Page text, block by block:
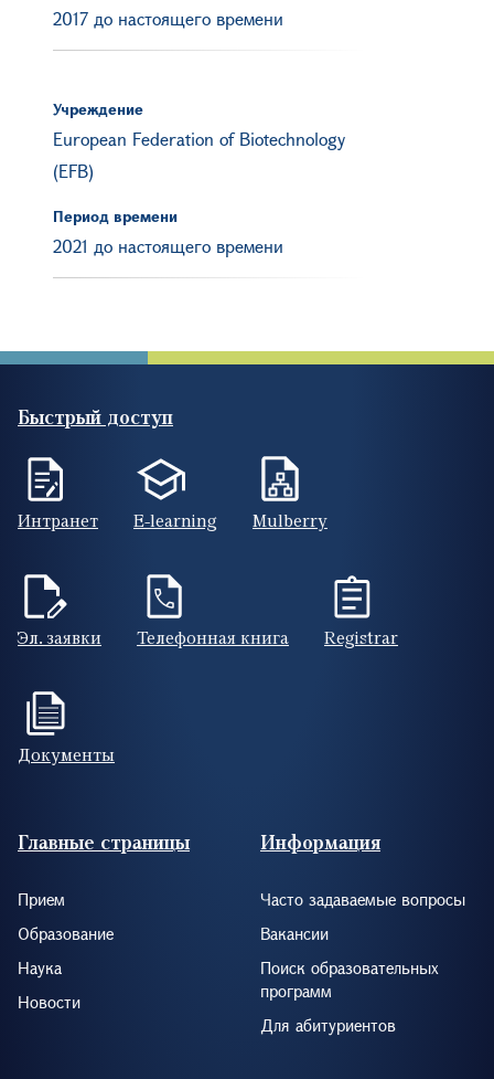
2017 до настоящего времени
Учреждение
European Federation of Biotechnology
(EFB)
Период времени
2021 до настоящего времени
Быстрый доступ
Интранет E-learning Mulberry
Эл. заявки Телефонная книга Registrar
Документы
Footer (RUS)
Главные страницы
Прием
Образование
Наука
Новости
Информация
Часто задаваемые вопросы
Вакансии
Поиск образовательных
программ
Для абитуриентов